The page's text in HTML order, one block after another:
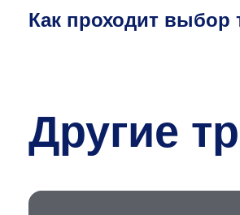
Как проходит выбор
Другие